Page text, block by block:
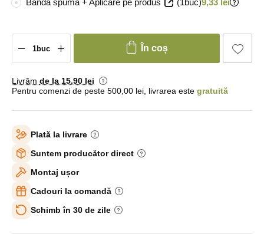
Bandă spumă + Aplicare pe produs
(1buc)9,33 lei
În coș
Livrăm de la 15,90 lei
Pentru comenzi de peste 500,00 lei, livrarea este gratuită
Plată la livrare
Suntem producător direct
Montaj ușor
Cadouri la comandă
Schimb în 30 de zile